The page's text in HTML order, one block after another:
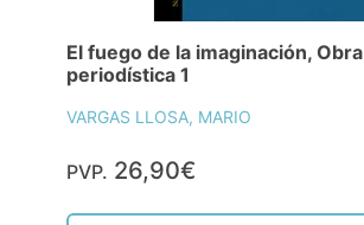
El fuego de la imaginación, Obra
periodística 1
VARGAS LLOSA, MARIO
PVP. 26,90€